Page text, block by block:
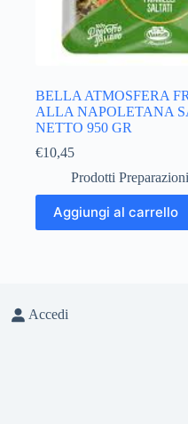
BELLA ATMOSFERA
ALLA NAPOLETANA
NETTO 950 GR
€10,45
Prodotti Preparazioni
Aggiungi al carrello
Accedi